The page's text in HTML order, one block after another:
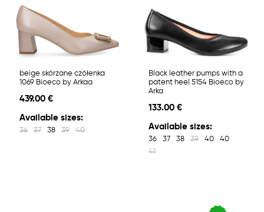
beige skórzane czółenka
1069 Bioeco by Arkaa
439.00 €
Available sizes:
36 37 38 39 40
Black leather pumps with a
patent heel 5154 Bioeco by
Arka
133.00 €
Available sizes:
36 37 38 39 40
40
41